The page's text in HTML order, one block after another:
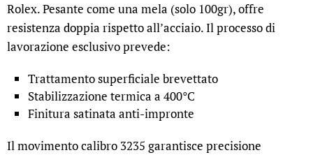
Rolex. Pesante come una mela (solo 100gr), offre
resistenza doppia rispetto all’acciaio. Il processo di
lavorazione esclusivo prevede:
Trattamento superficiale brevettato
Stabilizzazione termica a 400°C
Finitura satinata anti-impronte
Il movimento calibro 3235 garantisce precisione